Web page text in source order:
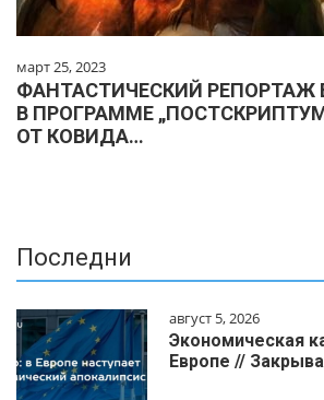
март 25, 2023
ФАНТАСТИЧЕСКИЙ РЕПОРТАЖ
В ПРОГРАММЕ
ОТ КОВИДА…
Последни
август 5, 2026
Экономическая
Европе //